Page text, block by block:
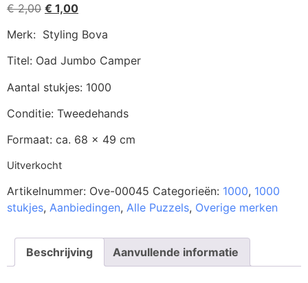
€2,00 € 1,00
Merk: Styling Bova
Titel: Oad Jumbo Camper
Aantal stukjes: 1000
Conditie: Tweedehands
Formaat: ca. 68 x 49 cm
Uitverkocht
Artikelnummer: Ove-00045 Categorieën: 1000, 1000
stukjes, Aanbiedingen, Alle Puzzels, Overige merken
Beschrijving Aanvullende informatie